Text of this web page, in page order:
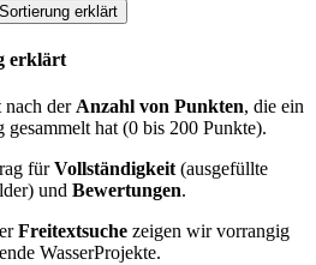
erklärt
erklärt
der Anzahl von Punkten, die ein
gesammelt hat (0 bis 200 Punkte).
fürVollständigkeit (ausgefüllte
und Bewertungen.
Freitextsuche zeigen wir vorrangig
WasserProjekte.